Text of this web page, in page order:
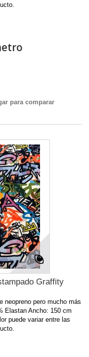
para comparar
Graffity
neopreno pero mucho más
Elastan Ancho: 150 cm
puede variar entre las